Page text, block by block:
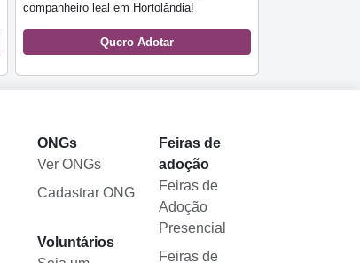
companheiro leal em Hortolândia!
Quero Adotar
ONGs
Ver ONGs
Cadastrar ONG
Voluntários
Feiras de
adoção
Feiras de
Adoção
Presencial
Feiras de